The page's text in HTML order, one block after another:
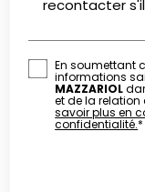
En soumettant
informations
MAZZARIOL
et de la
savoir plus en
confidentialité.*